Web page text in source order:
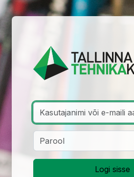
Jäta vahele peasisuni
Kasutajanimi või e-maili
Parool
Logi sisse